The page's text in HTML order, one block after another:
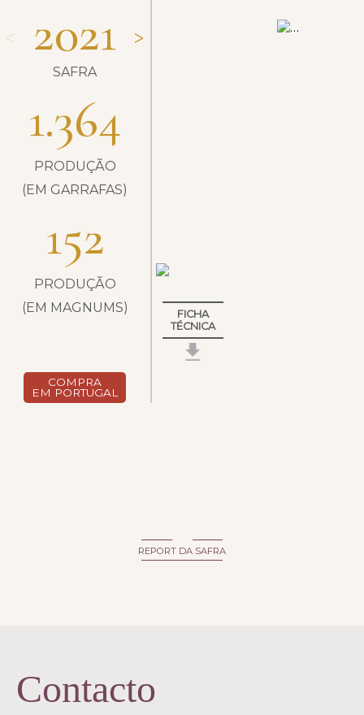
FICHA
TÉCNICA
ᐸ ᐳ
2021
SAFRA
1.364
PRODUÇÃO
(EM GARRAFAS)
152
PRODUÇÃO
(EM MAGNUMS)
COMPRA
EM PORTUGAL
REPORT DA SAFRA
Contacto